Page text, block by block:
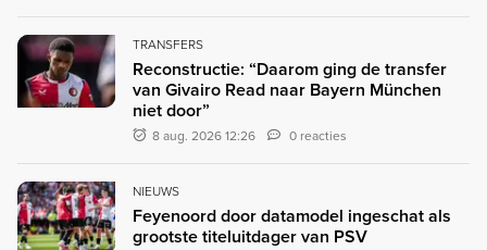
TRANSFERS
Reconstructie: “Daarom ging de transfer
van Givairo Read naar Bayern München
niet door”
8 aug. 2026 12:26 0 reacties
NIEUWS
Feyenoord door datamodel ingeschat als
grootste titeluitdager van PSV